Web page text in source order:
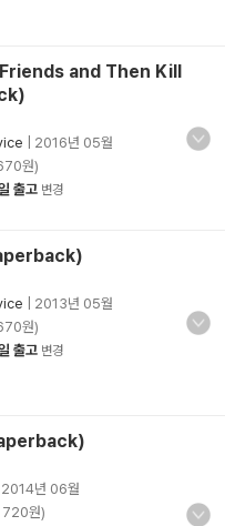
and Then Kill
2016년 05월
원)
출고 변경
2013년 05월
원)
출고 변경
2014년 06월
720원)